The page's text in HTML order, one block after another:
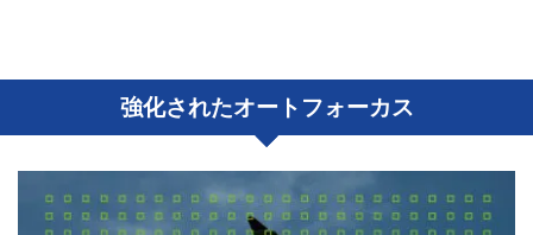
強化されたオートフォーカス